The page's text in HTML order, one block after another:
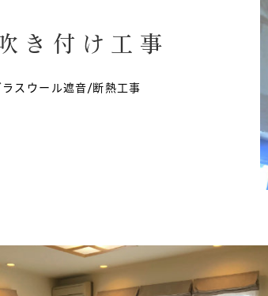
き付け工事
スウール遮音/断熱工事